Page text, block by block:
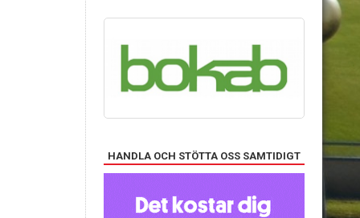
HANDLA OCH STÖTTA OSS SAMTIDIGT